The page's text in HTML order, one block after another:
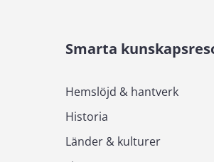
Smarta
Hemslöjd & hantverk
Historia
Länder & kulturer